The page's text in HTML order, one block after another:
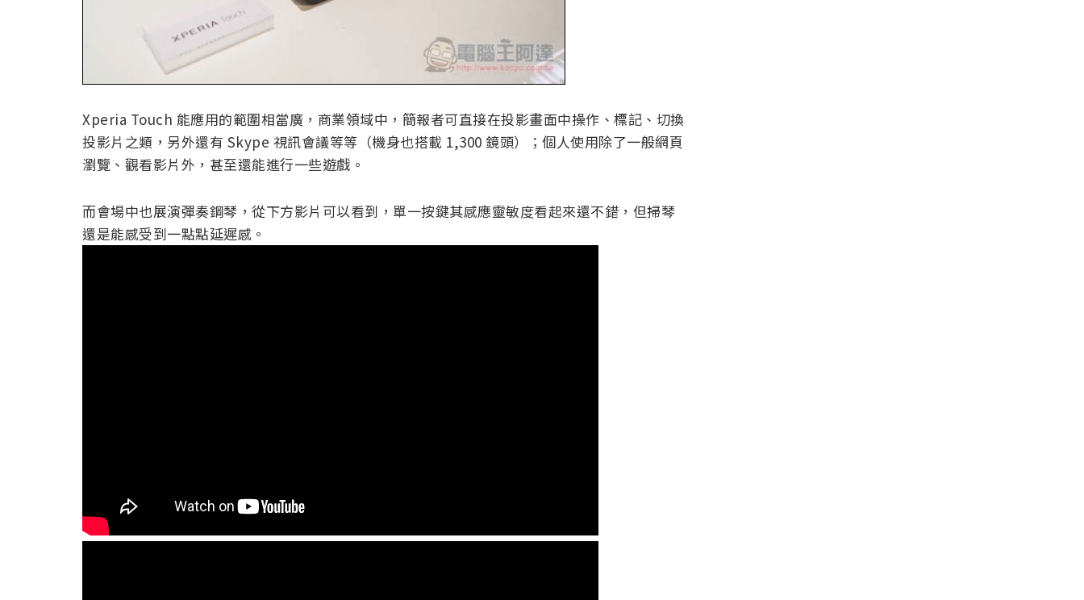
Xperia Touch 能應用的範圍相當廣，商業領域中，簡報者可直接在投影畫面中操作、標記、切換
投影片之類，另外還有 Skype 視訊會議等等（機身也搭載 1,300 鏡頭）；個人使用除了一般網頁
瀏覽、觀看影片外，甚至還能進行一些遊戲。
而會場中也展演彈奏鋼琴，從下方影片可以看到，單一按鍵其感應靈敏度看起來還不錯，但掃琴
還是能感受到一點點延遲感。